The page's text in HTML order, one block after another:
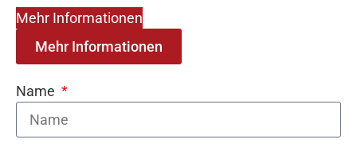
Mehr Informationen
Mehr Informationen
Name